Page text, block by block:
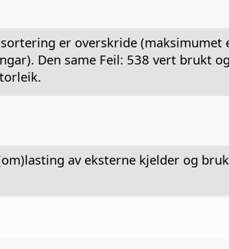
er overskride
Den same Feil: 538 vert brukt
av eksterne kjelder og